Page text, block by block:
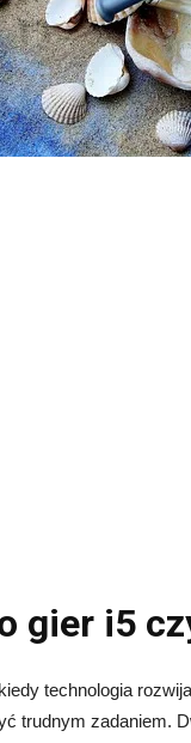
gier i5
technologia
trudnym zadaniem.